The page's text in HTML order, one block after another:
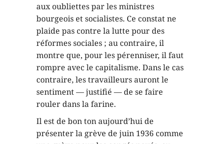
aux oubliettes par les ministres
bourgeois et socialistes. Ce constat ne
plaide pas contre la lutte pour des
réformes sociales ; au contraire, il
montre que, pour les pérenniser, il faut
rompre avec le capitalisme. Dans le cas
contraire, les travailleurs auront le
sentiment — justifié — de se faire
rouler dans la farine.
Il est de bon ton aujourd’hui de
présenter la grève de juin 1936 comme